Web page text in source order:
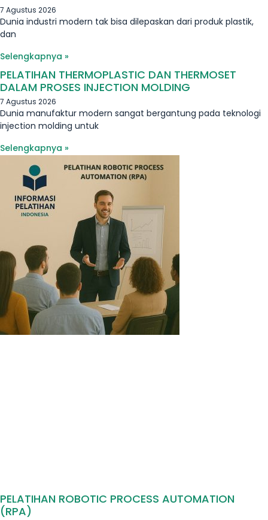
7 Agustus 2026
Dunia industri modern tak bisa dilepaskan dari produk plastik,
dan
Selengkapnya »
PELATIHAN THERMOPLASTIC DAN THERMOSET
DALAM PROSES INJECTION MOLDING
7 Agustus 2026
Dunia manufaktur modern sangat bergantung pada teknologi
injection molding untuk
Selengkapnya »
PELATIHAN ROBOTIC PROCESS AUTOMATION
(RPA)